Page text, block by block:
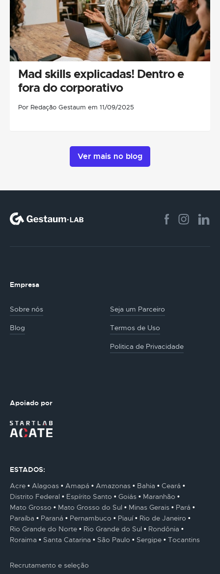
Mad skills explicadas! Dentro e
fora do corporativo
Por Redação Gestaum em 11/09/2025
Ver mais no blog
Empresa
Sobre nós Seja um Parceiro
Blog Termos de Uso
Politica de Privacidade
Apoiado por
ESTADOS:
Acre
Alagoas Amapá Amazonas Bahia
Ceará
Distrito Federal
Espírito Santo Goiás
Maranhão
Mato Grosso
Mato Grosso do Sul Minas Gerais
Pará
Paraíba
Paraná Pernambuco Piauí
Rio de Janeiro
Rio Grande do Norte
Rio Grande do Sul
Rondônia
Roraima
Santa Catarina São Paulo Sergipe Tocantins
Recrutamento e seleção